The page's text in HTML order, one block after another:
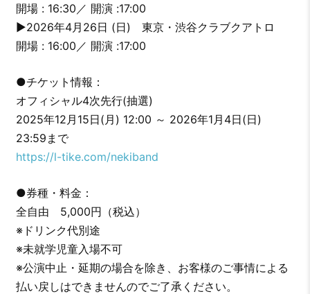
開場 : 16:30／ 開演 :17:00
▶︎2026年4月26日 (日) 東京・渋谷クラブクアトロ
開場 : 16:00／ 開演 :17:00
●チケット情報：
オフィシャル4次先行(抽選)
2025年12月15日(月) 12:00 ～ 2026年1月4日(日)
23:59まで
https://l-tike.com/nekiband
●券種・料金：
全自由 5,000円（税込）
※ドリンク代別途
※未就学児童入場不可
※公演中止・延期の場合を除き、お客様のご事情による
払い戻しはできませんのでご了承ください。